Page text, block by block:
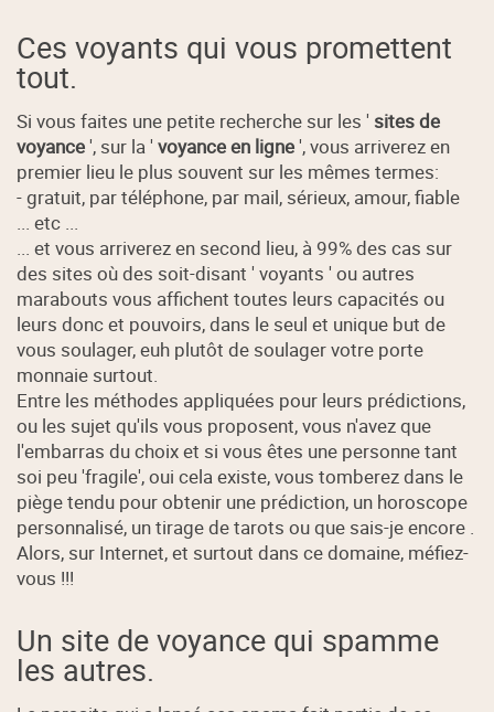
Ces voyants qui vous promettent
tout.
Si vous faites une petite recherche sur les ' sites de
voyance', sur la 'voyance en ligne', vous arriverez en
premier lieu le plus souvent sur les mêmes termes:
- gratuit, par téléphone, par mail, sérieux, amour, fiable
... etc ...
... et vous arriverez en second lieu, à 99% des cas sur
des sites où des soit-disant ' voyants ' ou autres
marabouts vous affichent toutes leurs capacités ou
leurs donc et pouvoirs, dans le seul et unique but de
vous soulager, euh plutôt de soulager votre porte
monnaie surtout.
Entre les méthodes appliquées pour leurs prédictions,
ou les sujet qu'ils vous proposent, vous n'avez que
l'embarras du choix et si vous êtes une personne tant
soi peu 'fragile', oui cela existe, vous tomberez dans le
piège tendu pour obtenir une prédiction, un horoscope
personnalisé, un tirage de tarots ou que sais-je encore .
Alors, sur Internet, et surtout dans ce domaine, méfiez-
vous !!!
Un site de voyance qui spamme
les autres.